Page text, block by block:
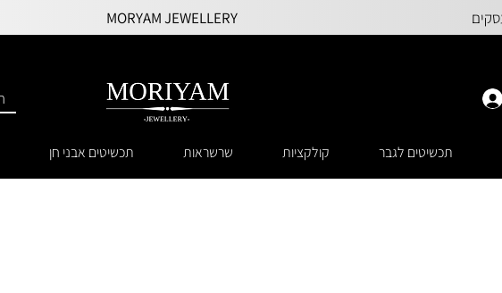
MORYAM JEWELLERY
תכשיטים לגבר קולקציות שרשראות תכשיטים אבני חן